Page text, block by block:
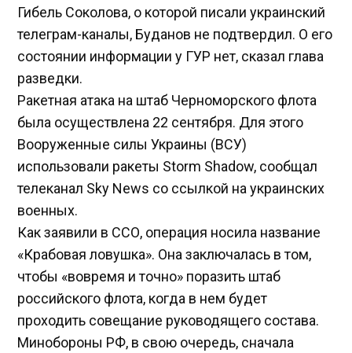
Гибель Соколова, о которой писали украинский
телеграм-каналы, Буданов не подтвердил. О его
состоянии информации у ГУР нет, сказал глава
разведки.
Ракетная атака на штаб Черноморского флота
была осуществлена 22 сентября. Для этого
Вооруженные силы Украины (ВСУ)
использовали ракеты Storm Shadow, сообщал
телеканал Sky News со ссылкой на украинских
военных.
Как заявили в ССО, операция носила название
«Крабовая ловушка». Она заключалась в том,
чтобы «вовремя и точно» поразить штаб
российского флота, когда в нем будет
проходить совещание руководящего состава.
Минобороны РФ, в свою очередь, сначала